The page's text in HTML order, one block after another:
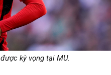
kỳ vọng tại MU.